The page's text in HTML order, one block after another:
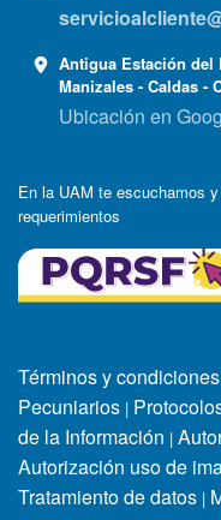
Antigua Estación del
Manizales - Caldas -
Ubicación en
En la UAM te escuchamos
requerimientos
Términos y
Pecuniarios |
de la Información |
Autorización uso de
Tratamiento de datos |